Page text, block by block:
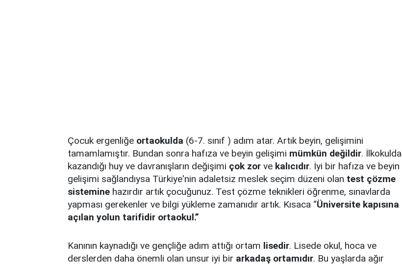
Çocuk ergenliğe ortaokulda (6-7. sınıf ) adım atar. Artık beyin, gelişimini
tamamlamıştır. Bundan sonra hafıza ve beyin gelişimi mümkün değildir. İlkokulda
kazandığı huy ve davranışların değişimi çok zor ve kalıcıdır. İyi bir hafıza ve beyin
gelişimi sağlandıysa Türkiye'nin adaletsiz meslek seçim düzeni olan test çözme
sistemine hazırdır artık çocuğunuz. Test çözme teknikleri öğrenme, sınavlarda
yapması gerekenler ve bilgi yükleme zamanıdır artık. Kısaca “Üniversite kapısına
açılan yolun tarifidir ortaokul.”
Kanının kaynadığı ve gençliğe adım attığı ortam lisedir. Lisede okul, hoca ve
derslerden daha önemli olan unsur iyi bir arkadaş ortamıdır. Bu yaşlarda ağır